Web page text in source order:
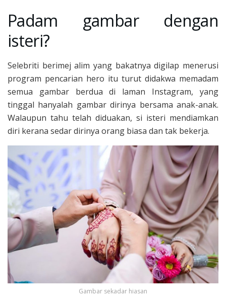
Padam gambar dengan
isteri?
Selebriti berimej alim yang bakatnya digilap menerusi
program pencarian hero itu turut didakwa memadam
semua gambar berdua di laman Instagram, yang
tinggal hanyalah gambar dirinya bersama anak-anak.
Walaupun tahu telah diduakan, si isteri mendiamkan
diri kerana sedar dirinya orang biasa dan tak bekerja.
Gambar sekadar hiasan